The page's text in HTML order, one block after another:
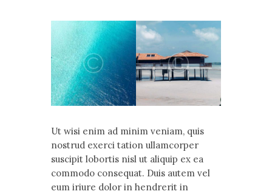
Ut wisi enim ad minim veniam, quis
nostrud exerci tation ullamcorper
suscipit lobortis nisl ut aliquip ex ea
commodo consequat. Duis autem vel
eum iriure dolor in hendrerit in